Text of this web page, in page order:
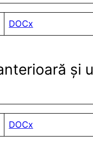
DOCx
și
DOCx